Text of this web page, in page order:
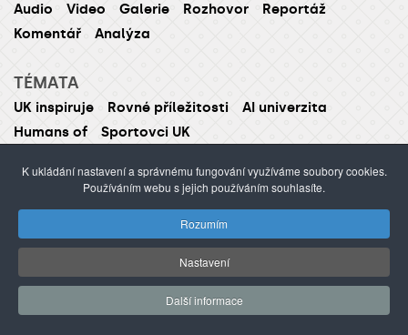
Audio Video Galerie Rozhovor
Reportáž
Komentář
Analýza
TÉMATA
UK inspiruje Rovné příležitosti
AI univerzita
Humans of
Sportovci UK
Publikování nebo šíření obsahu je zakázáno bez
předchozího souhlasu.
©2012–2026Univerzita Karlova /webdesign Agionet
s.r.o.
K ukládání nastavení a správnému fungování využíváme soubory cookies.
Používáním webu s jejich používáním souhlasíte.
Rozumím
Nastavení
Další informace